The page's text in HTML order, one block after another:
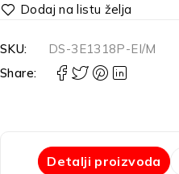
Alternative:
SKU:
DS-3E1318P-EI/M
Share:
Detalji proizvoda